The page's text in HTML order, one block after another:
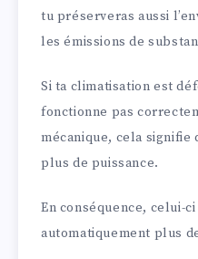
tu préserveras aussi
les émissions de
Si ta climatisation est
fonctionne pas
mécanique, cela signifie
plus de puissance.
En conséquence, celui-
automatiquement plus